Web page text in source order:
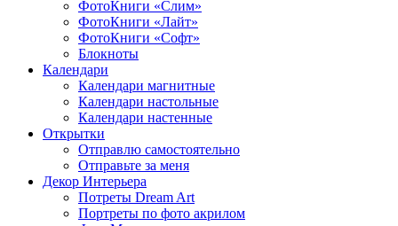
ФотоКниги «Слим»
ФотоКниги «Лайт»
ФотоКниги «Софт»
Блокноты
Календари
Календари магнитные
Календари настольные
Календари настенные
Открытки
Отправлю самостоятельно
Отправьте за меня
Декор Интерьера
Потреты Dream Art
Портреты по фото акрилом